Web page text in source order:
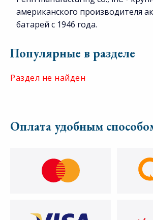
американского производителя
батарей с 1946 года.
Популярные в разделе
Раздел не найден
Оплата удобным